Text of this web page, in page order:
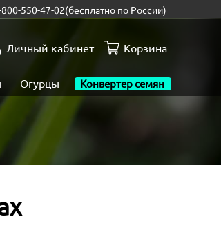
550-47-02(бесплатно по России)
Личный кабинет Корзина
Огурцы Конвертер семян